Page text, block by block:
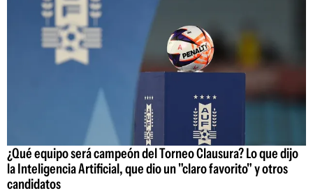
¿Qué equipo será campeón del Torneo Clausura? Lo que dijo
la Inteligencia Artificial, que dio un "claro favorito" y otros
candidatos